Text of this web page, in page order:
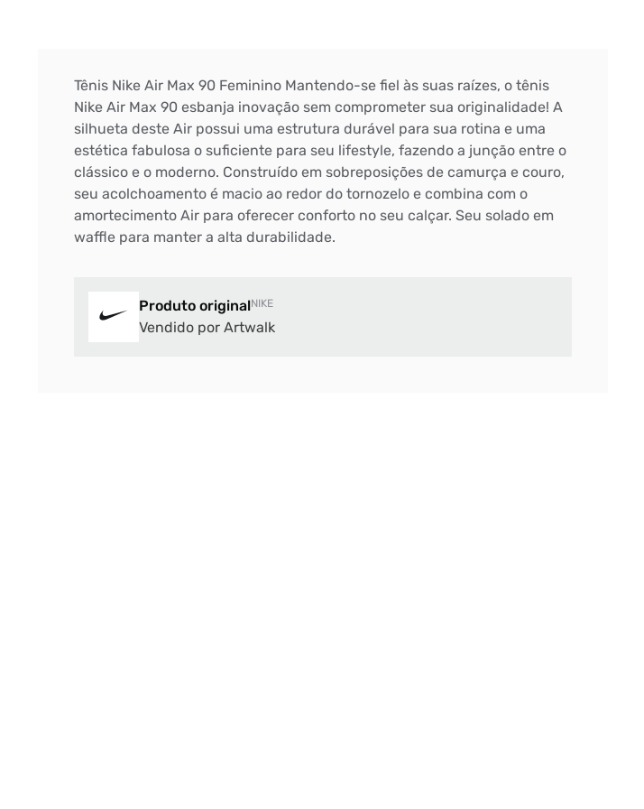
Tênis Nike Air Max 90 Feminino Mantendo-se fiel às suas raízes, o tênis
Nike Air Max 90 esbanja inovação sem comprometer sua originalidade! A
silhueta deste Air possui uma estrutura durável para sua rotina e uma
estética fabulosa o suficiente para seu lifestyle, fazendo a junção entre o
clássico e o moderno. Construído em sobreposições de camurça e couro,
seu acolchoamento é macio ao redor do tornozelo e combina com o
amortecimento Air para oferecer conforto no seu calçar. Seu solado em
waffle para manter a alta durabilidade.
Produto originalNIKE
Vendido por Artwalk